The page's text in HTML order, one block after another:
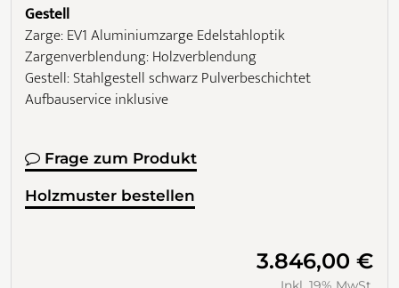
Gestell
Zarge: EV1 Aluminiumzarge Edelstahloptik
Zargenverblendung: Holzverblendung
Gestell: Stahlgestell schwarz Pulverbeschichtet
Aufbauservice inklusive
Frage zum Produkt
Holzmuster bestellen
3.846,00 €